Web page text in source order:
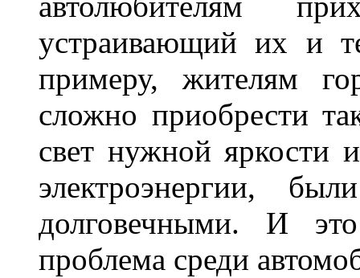
устраивающий их и
примеру, жителям
сложно приобрести
свет нужной яркости
электроэнергии,
долговечными. И
проблема среди